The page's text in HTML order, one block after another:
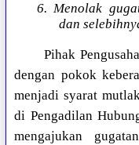
6. Menolak
dan
Pihak
dengan pokok
menjadi syarat
di Pengadilan
mengajukan